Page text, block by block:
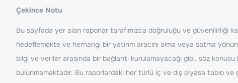
Çekince Notu
Bu sayfada yer alan raporlar tarafımızca doğruluğu ve güvenilirliği
hedeflemekte ve herhangi bir yatırım aracını alma veya satma
bilgi ve veriler arasında bir bağlantı kurulamayacağı gibi, söz
bulunmamaktadır. Bu raporlardaki her türlü iç ve dış piyasa tablo